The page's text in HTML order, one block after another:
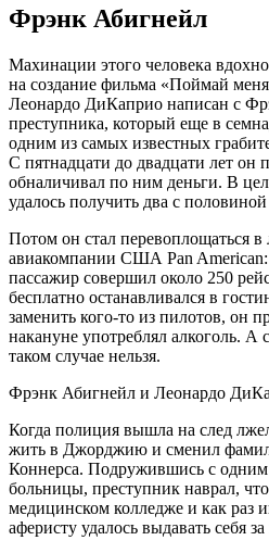
Фрэнк Абигнейл
Махинации этого человека
на создание фильма «Поймай
Леонардо ДиКаприо написан с
преступника, который еще в
одним из самых известных
С пятнадцати до двадцати лет он
обналичивал по ним деньги. В
удалось получить два с
Потом он стал перевоплощаться
авиакомпании США Pan American:
пассажир совершил около 250
бесплатно останавливался в
заменить кого-то из пилотов, он
накануне употреблял алкоголь. А
таком случае нельзя.
Фрэнк Абигнейл и Леонардо
Когда полиция вышла на след
жить в Джорджию и сменил
Коннерса. Подружившись с одним
больницы, преступник наврал,
медицинском колледже и как раз
аферисту удалось выдавать себя